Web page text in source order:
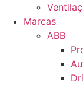
Marcas
ABB